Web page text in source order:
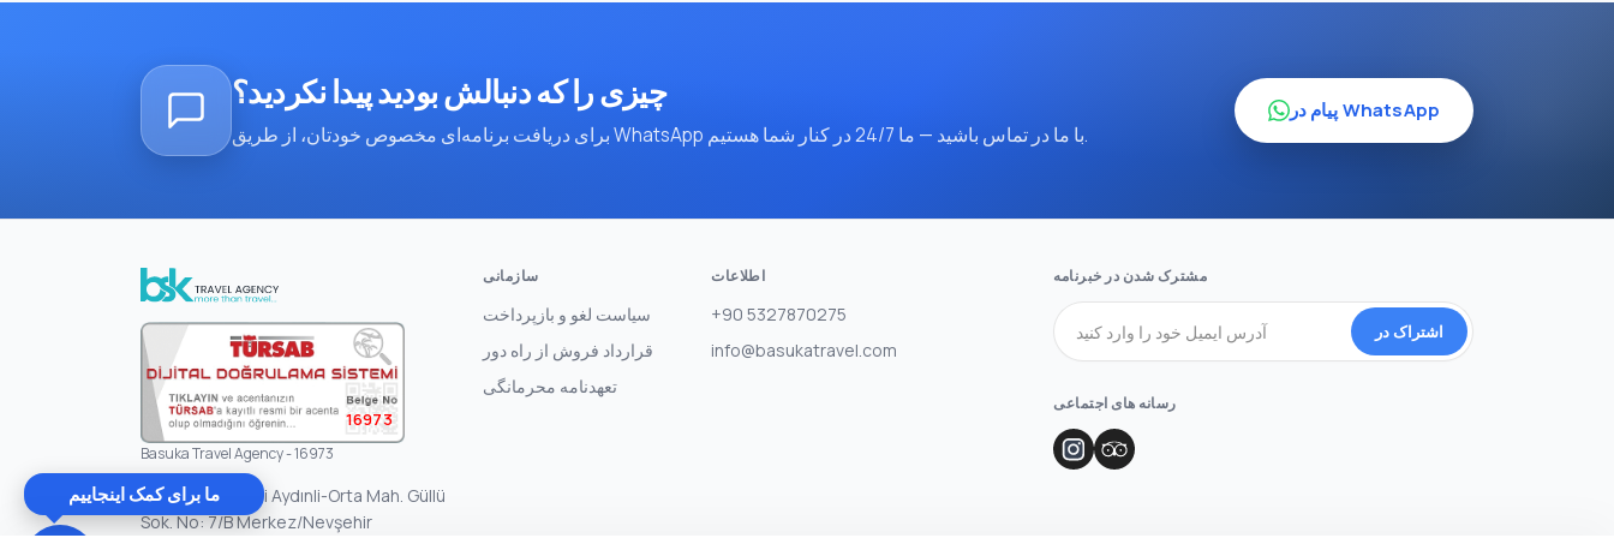
چیزی را که دنبالش بودید پیدا نکردید؟
برای دریافت برنامه‌ای مخصوص خودتان، از طریق WhatsApp با ما در تماس باشید — ما 24/7 در کنار شما هستیم.
پیام در WhatsApp
16973
Basuka Travel Agency - 16973
Göreme Beldesi Aydınli-Orta Mah. Güllü
Sok. No: 7/B Merkez/Nevşehir
سازمانی
سیاست لغو و بازپرداخت
قرارداد فروش از راه دور
تعهدنامه محرمانگی
اطلاعات
+90 5327870275
info@basukatravel.com
مشترک شدن در خبرنامه
اشتراک در
رسانه های اجتماعی
ما برای کمک اینجاییم